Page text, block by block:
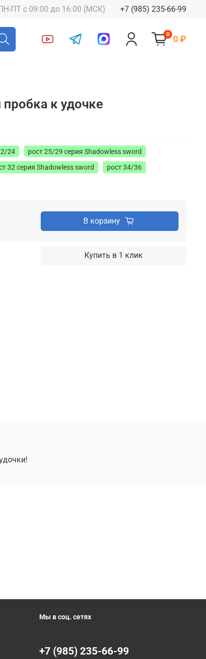
ПТ с 09:00 до 16:00 (МСК) +7 (985) 235-66-99
0 0 ₽
пробка к удочке
24 рост 25/29 серия Shadowless sword
32 серия Shadowless sword рост 34/36
В корзину
Купить в 1 клик
Мы в соц. сетях
+7 (985) 235-66-99